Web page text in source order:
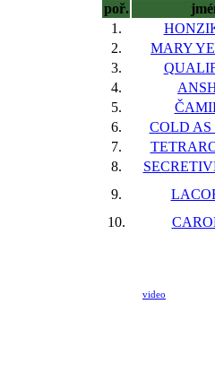
poř.
1.
2.
MARY
3.
4.
5.
6.
COLD AS
7.
8.
9.
10.
video